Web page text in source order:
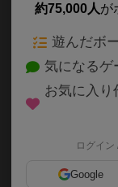
他の人と被らない
約75,000人が
遊んだボ
気になるゲ
お気に入り
ログイン
Google